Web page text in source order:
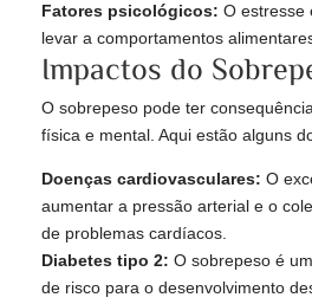
Fatores psicológicos: O estresse
levar a comportamentos
Impactos do
O sobrepeso pode ter
física e mental. Aqui estão alguns
Doenças cardiovasculares: O
aumentar a pressão arterial e o
de problemas cardíacos.
Diabetes tipo 2: O sobrepeso é
de risco para o desenvolvimento